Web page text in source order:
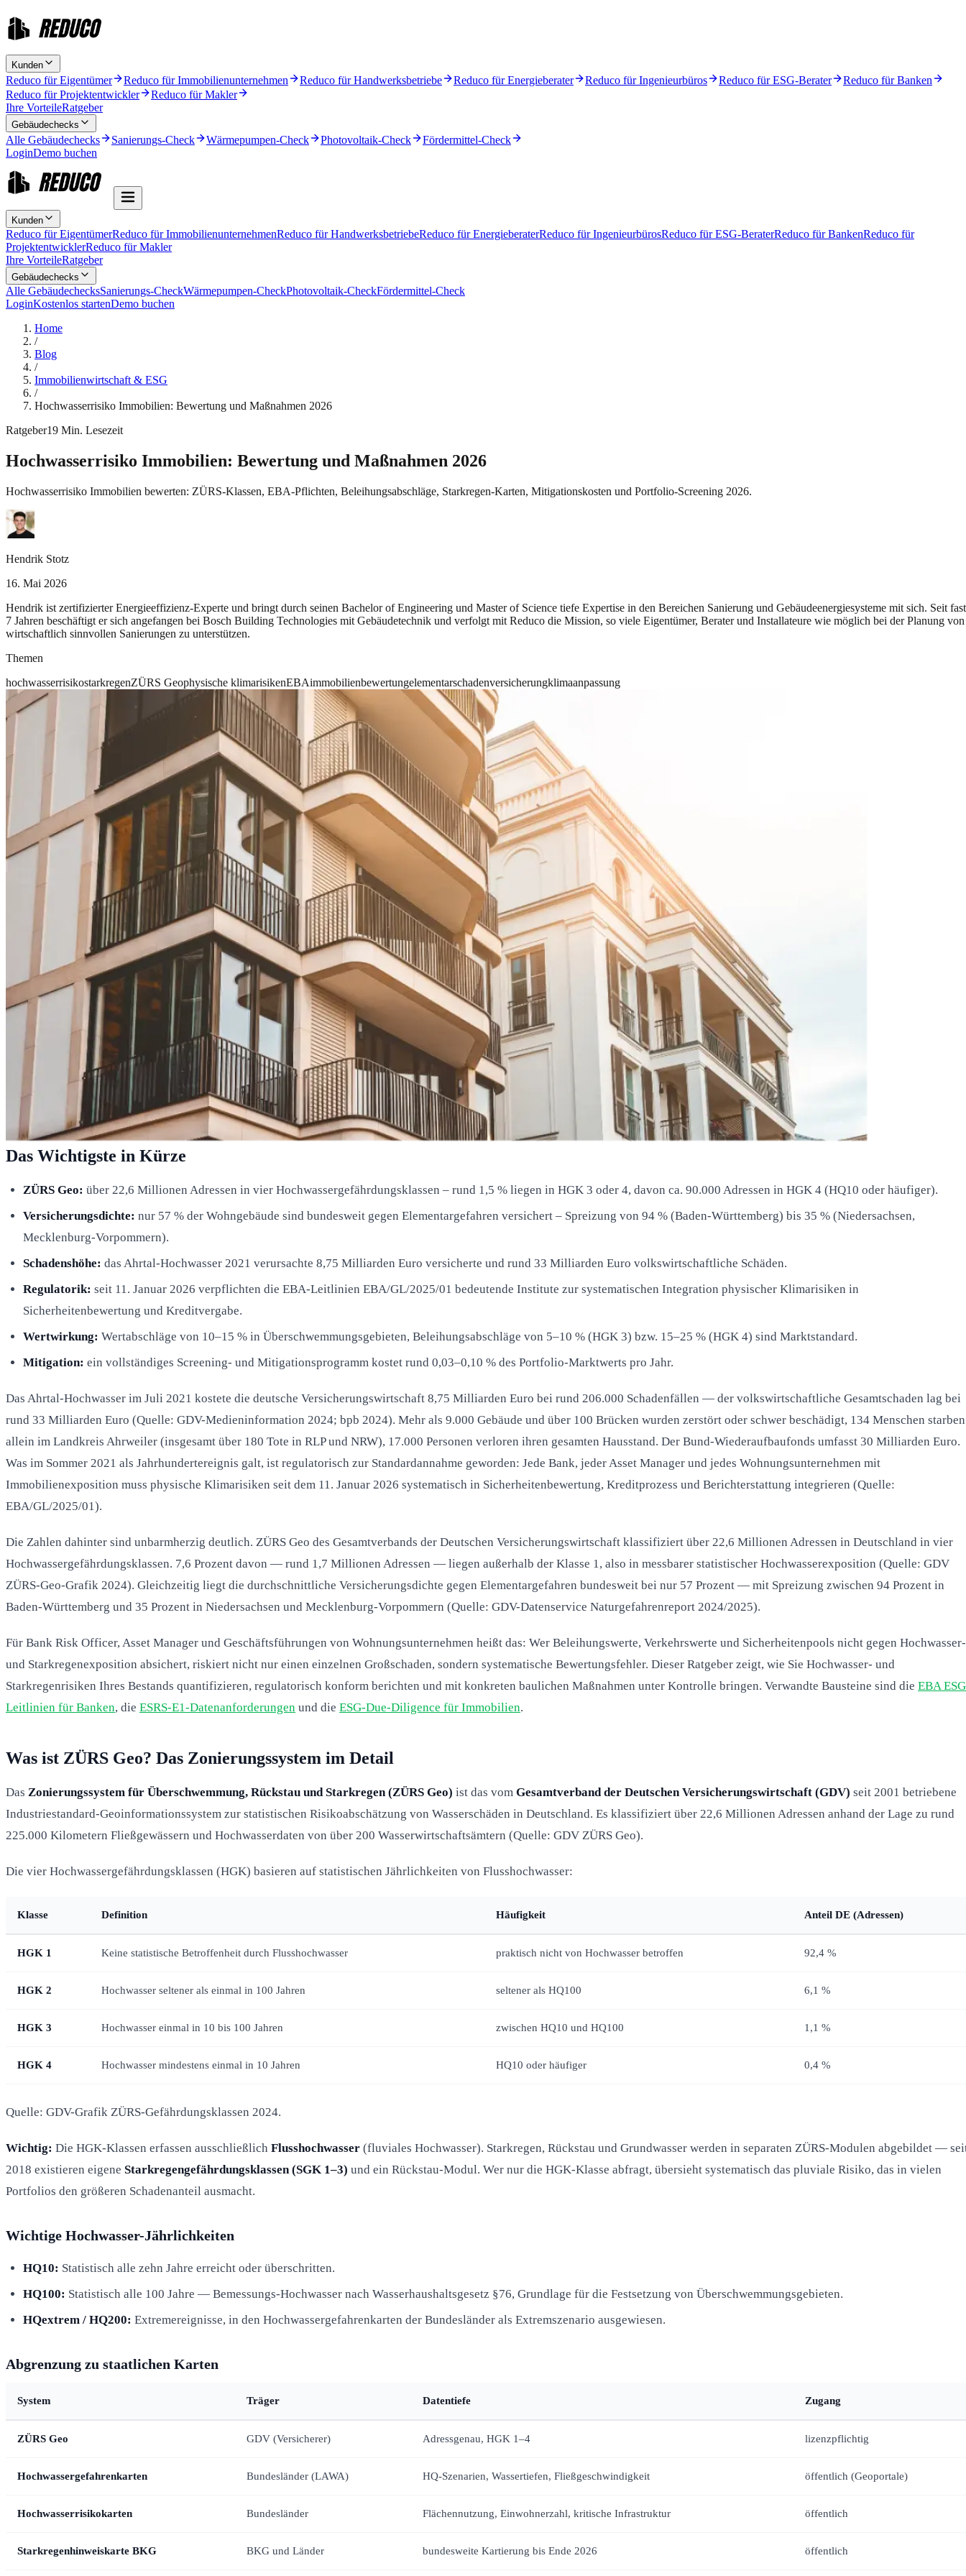
Kunden
Reduco für Eigentümer Reduco für Immobilienunternehmen Reduco für Handwerksbetriebe Reduco für Energieberater Reduco für Ingenieurbüros Reduco für ESG-Berater
Reduco für Banken
Reduco für Projektentwickler
Reduco für Makler
Ihre VorteileRatgeber
Gebäudechecks
Alle Gebäudechecks Sanierungs-Check Wärmepumpen-Check Photovoltaik-Check
Fördermittel-Check
LoginDemo buchen
Kunden
Reduco für EigentümerReduco für ImmobilienunternehmenReduco für HandwerksbetriebeReduco für EnergieberaterReduco für IngenieurbürosReduco für ESG-BeraterReduco für BankenReduco für
ProjektentwicklerReduco für Makler
Ihre VorteileRatgeber
Gebäudechecks
Alle GebäudechecksSanierungs-CheckWärmepumpen-CheckPhotovoltaik-CheckFördermittel-Check
LoginKostenlos startenDemo buchen
Home
/
Blog
/
Immobilienwirtschaft & ESG
/
Hochwasserrisiko Immobilien: Bewertung und Maßnahmen 2026
Ratgeber19 Min. Lesezeit
Hochwasserrisiko Immobilien: Bewertung und Maßnahmen 2026
Hochwasserrisiko Immobilien bewerten: ZÜRS-Klassen, EBA-Pflichten, Beleihungsabschläge, Starkregen-Karten, Mitigationskosten und Portfolio-Screening 2026.
Hendrik Stotz
16. Mai 2026
Hendrik ist zertifizierter Energieeffizienz-Experte und bringt durch seinen Bachelor of Engineering und Master of Science tiefe Expertise in den Bereichen Sanierung und Gebäudeenergiesysteme mit sich. Seit fast
7 Jahren beschäftigt er sich angefangen bei Bosch Building Technologies mit Gebäudetechnik und verfolgt mit Reduco die Mission, so viele Eigentümer, Berater und Installateure wie möglich bei der Planung von
wirtschaftlich sinnvollen Sanierungen zu unterstützen.
Themen
hochwasserrisikostarkregenZÜRS Geophysische klimarisikenEBAimmobilienbewertungelementarschadenversicherungklimaanpassung
Das Wichtigste in Kürze
ZÜRS Geo: über 22,6 Millionen Adressen in vier Hochwassergefährdungsklassen – rund 1,5 % liegen in HGK 3 oder 4, davon ca. 90.000 Adressen in HGK 4 (HQ10 oder häufiger).
Versicherungsdichte: nur 57 % der Wohngebäude sind bundesweit gegen Elementargefahren versichert – Spreizung von 94 % (Baden-Württemberg) bis 35 % (Niedersachsen,
Mecklenburg-Vorpommern).
Schadenshöhe: das Ahrtal-Hochwasser 2021 verursachte 8,75 Milliarden Euro versicherte und rund 33 Milliarden Euro volkswirtschaftliche Schäden.
Regulatorik: seit 11. Januar 2026 verpflichten die EBA-Leitlinien EBA/GL/2025/01 bedeutende Institute zur systematischen Integration physischer Klimarisiken in
Sicherheitenbewertung und Kreditvergabe.
Wertwirkung: Wertabschläge von 10–15 % in Überschwemmungsgebieten, Beleihungsabschläge von 5–10 % (HGK 3) bzw. 15–25 % (HGK 4) sind Marktstandard.
Mitigation: ein vollständiges Screening- und Mitigationsprogramm kostet rund 0,03–0,10 % des Portfolio-Marktwerts pro Jahr.
Das Ahrtal-Hochwasser im Juli 2021 kostete die deutsche Versicherungswirtschaft 8,75 Milliarden Euro bei rund 206.000 Schadenfällen — der volkswirtschaftliche Gesamtschaden lag bei
rund 33 Milliarden Euro (Quelle: GDV-Medieninformation 2024; bpb 2024). Mehr als 9.000 Gebäude und über 100 Brücken wurden zerstört oder schwer beschädigt, 134 Menschen starben
allein im Landkreis Ahrweiler (insgesamt über 180 Tote in RLP und NRW), 17.000 Personen verloren ihren gesamten Hausstand. Der Bund-Wiederaufbaufonds umfasst 30 Milliarden Euro.
Was im Sommer 2021 als Jahrhundertereignis galt, ist regulatorisch zur Standardannahme geworden: Jede Bank, jeder Asset Manager und jedes Wohnungsunternehmen mit
Immobilienexposition muss physische Klimarisiken seit dem 11. Januar 2026 systematisch in Sicherheitenbewertung, Kreditprozess und Berichterstattung integrieren (Quelle:
EBA/GL/2025/01).
Die Zahlen dahinter sind unbarmherzig deutlich. ZÜRS Geo des Gesamtverbands der Deutschen Versicherungswirtschaft klassifiziert über 22,6 Millionen Adressen in Deutschland in vier
Hochwassergefährdungsklassen. 7,6 Prozent davon — rund 1,7 Millionen Adressen — liegen außerhalb der Klasse 1, also in messbarer statistischer Hochwasserexposition (Quelle: GDV
ZÜRS-Geo-Grafik 2024). Gleichzeitig liegt die durchschnittliche Versicherungsdichte gegen Elementargefahren bundesweit bei nur 57 Prozent — mit Spreizung zwischen 94 Prozent in
Baden-Württemberg und 35 Prozent in Niedersachsen und Mecklenburg-Vorpommern (Quelle: GDV-Datenservice Naturgefahrenreport 2024/2025).
Für Bank Risk Officer, Asset Manager und Geschäftsführungen von Wohnungsunternehmen heißt das: Wer Beleihungswerte, Verkehrswerte und Sicherheitenpools nicht gegen Hochwasser-
und Starkregenexposition absichert, riskiert nicht nur einen einzelnen Großschaden, sondern systematische Bewertungsfehler. Dieser Ratgeber zeigt, wie Sie Hochwasser- und
Starkregenrisiken Ihres Bestands quantifizieren, regulatorisch konform berichten und mit konkreten baulichen Maßnahmen unter Kontrolle bringen. Verwandte Bausteine sind die EBA
Leitlinien für Banken, die ESRS-E1-Datenanforderungen und die ESG-Due-Diligence für Immobilien.
Was ist ZÜRS Geo? Das Zonierungssystem im Detail
Das Zonierungssystem für Überschwemmung, Rückstau und Starkregen (ZÜRS Geo) ist das vom Gesamtverband der Deutschen Versicherungswirtschaft (GDV) seit 2001 betriebene
Industriestandard-Geoinformationssystem zur statistischen Risikoabschätzung von Wasserschäden in Deutschland. Es klassifiziert über 22,6 Millionen Adressen anhand der Lage zu rund
225.000 Kilometern Fließgewässern und Hochwasserdaten von über 200 Wasserwirtschaftsämtern (Quelle: GDV ZÜRS Geo).
Die vier Hochwassergefährdungsklassen (HGK) basieren auf statistischen Jährlichkeiten von Flusshochwasser:
Klasse Definition Häufigkeit Anteil DE (Adressen)
HGK 1 Keine statistische Betroffenheit durch Flusshochwasser praktisch nicht von Hochwasser betroffen 92,4 %
HGK 2 Hochwasser seltener als einmal in 100 Jahren seltener als HQ100 6,1 %
HGK 3 Hochwasser einmal in 10 bis 100 Jahren zwischen HQ10 und HQ100 1,1 %
HGK 4 Hochwasser mindestens einmal in 10 Jahren HQ10 oder häufiger 0,4 %
Quelle: GDV-Grafik ZÜRS-Gefährdungsklassen 2024.
Wichtig: Die HGK-Klassen erfassen ausschließlich Flusshochwasser (fluviales Hochwasser). Starkregen, Rückstau und Grundwasser werden in separaten ZÜRS-Modulen abgebildet —
2018 existieren eigene Starkregengefährdungsklassen (SGK 1–3) und ein Rückstau-Modul. Wer nur die HGK-Klasse abfragt, übersieht systematisch das pluviale Risiko, das in vielen
Portfolios den größeren Schadenanteil ausmacht.
Wichtige Hochwasser-Jährlichkeiten
HQ10: Statistisch alle zehn Jahre erreicht oder überschritten.
HQ100: Statistisch alle 100 Jahre — Bemessungs-Hochwasser nach Wasserhaushaltsgesetz §76, Grundlage für die Festsetzung von Überschwemmungsgebieten.
HQextrem / HQ200: Extremereignisse, in den Hochwassergefahrenkarten der Bundesländer als Extremszenario ausgewiesen.
Abgrenzung zu staatlichen Karten
System Träger Datentiefe Zugang
ZÜRS Geo GDV (Versicherer) Adressgenau, HGK 1–4 lizenzpflichtig
Hochwassergefahrenkarten Bundesländer (LAWA) HQ-Szenarien, Wassertiefen, Fließgeschwindigkeit öffentlich (Geoportale)
Hochwasserrisikokarten Bundesländer Flächennutzung, Einwohnerzahl, kritische Infrastruktur öffentlich
Starkregenhinweiskarte BKG BKG und Länder bundesweite Kartierung bis Ende 2026 öffentlich